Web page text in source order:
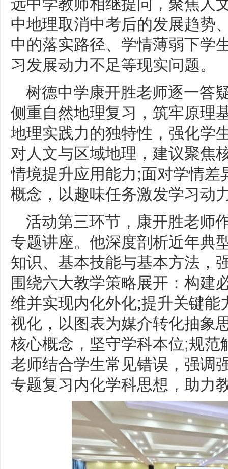
中地理取消中考后的发展趋势
中的落实路径、学情薄弱下学
习发展动力不足等现实问题。
树德中学康开胜老师逐一答
侧重自然地理复习，筑牢原理
地理实践力的独特性，强化学
对人文与区域地理，建议聚焦
情境提升应用能力;面对学情
概念，以趣味任务激发学习动
活动第三环节，康开胜老师
专题讲座。他深度剖析近年典
知识、基本技能与基本方法，
围绕六大教学策略展开：构建
维并实现内化外化;提升关键
视化，以图表为媒介转化抽象
核心概念，坚守学科本位;规
老师结合学生常见错误，强调
专题复习内化学科思想，助力